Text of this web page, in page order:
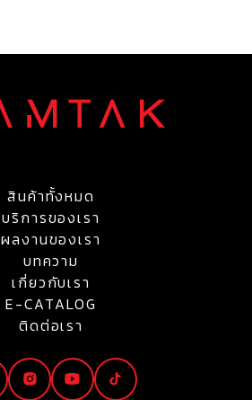
สินค้าทั้งหมด
บริการของเรา
ผลงานของเรา
บทความ
เกี่ยวกับเรา
E-CATALOG
ติดต่อเรา